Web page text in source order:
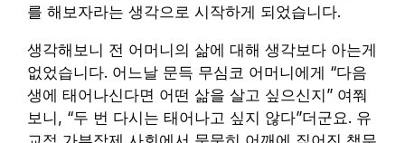
를 해보자라는 생각으로 시작하게 되었습니다.
생각해보니 전 어머니의 삶에 대해 생각보다 아는게
없었습니다. 어느날 문득 무심코 어머니에게 “다음
생에 태어나신다면 어떤 삶을 살고 싶으신지” 여쭤
보니, “두 번 다시는 태어나고 싶지 않다”더군요. 유